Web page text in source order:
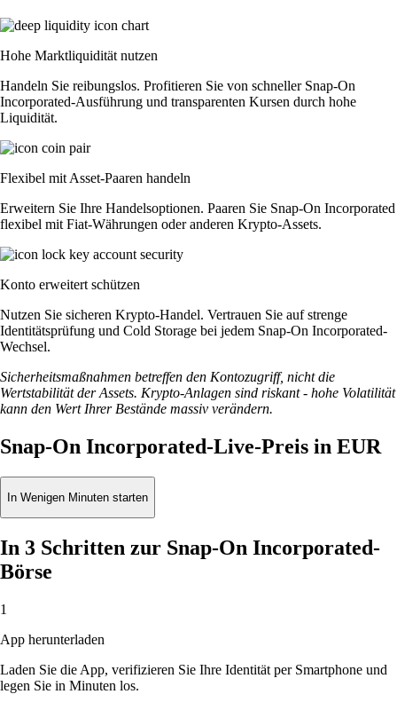
Hohe Marktliquidität nutzen
Handeln Sie reibungslos. Profitieren Sie von schneller Snap-On
Incorporated-Ausführung und transparenten Kursen durch hohe
Liquidität.
Flexibel mit Asset-Paaren handeln
Erweitern Sie Ihre Handelsoptionen. Paaren Sie Snap-On Incorporated
flexibel mit Fiat-Währungen oder anderen Krypto-Assets.
Konto erweitert schützen
Nutzen Sie sicheren Krypto-Handel. Vertrauen Sie auf strenge
Identitätsprüfung und Cold Storage bei jedem Snap-On Incorporated-
Wechsel.
Sicherheitsmaßnahmen betreffen den Kontozugriff, nicht die
Wertstabilität der Assets. Krypto-Anlagen sind riskant - hohe Volatilität
kann den Wert Ihrer Bestände massiv verändern.
Snap-On Incorporated-Live-Preis in EUR
In Wenigen Minuten starten
In 3 Schritten zur Snap-On Incorporated-
Börse
1
App herunterladen
Laden Sie die App, verifizieren Sie Ihre Identität per Smartphone und
legen Sie in Minuten los.